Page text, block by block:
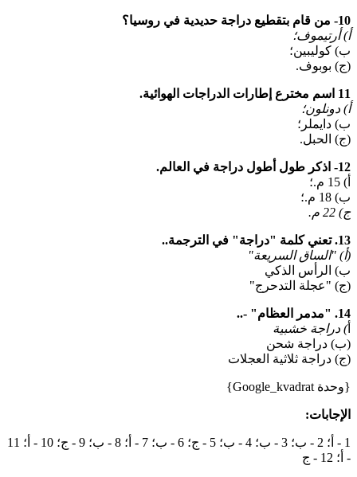
10- من قام بتقطيع دراجة حديدية في روسيا؟
أ) أرتيموف؛
ب) كوليبين؛
(ج) بوبوف.
11 اسم مخترع إطارات الدراجات الهوائية.
أ) دونلون؛
ب) دايملر؛
(ج) الحبل.
12- اذكر طول أطول دراجة في العالم.
أ) 15 م.؛
ب) 18 م.؛
ج) 22 م.
13. تعني كلمة "دراجة" في الترجمة..
(أ) "الساق السريعة"
ب) الرأس الذكي
(ج) "عجلة التدحرج"
14. "مدمر العظام" -..
أ) دراجة خشبية
(ب) دراجة شحن
(ج) دراجة ثلاثية العجلات
{وحدة Google_kvadrat}
الإجابات:
1 - أ؛ 2 - ب؛ 3 - ب؛ 4 - ب؛ 5 - ج؛ 6 - ب؛ 7 - أ؛ 8 - ب؛ 9 - ج؛ 10 - أ؛ 11
- أ؛ 12 - ج